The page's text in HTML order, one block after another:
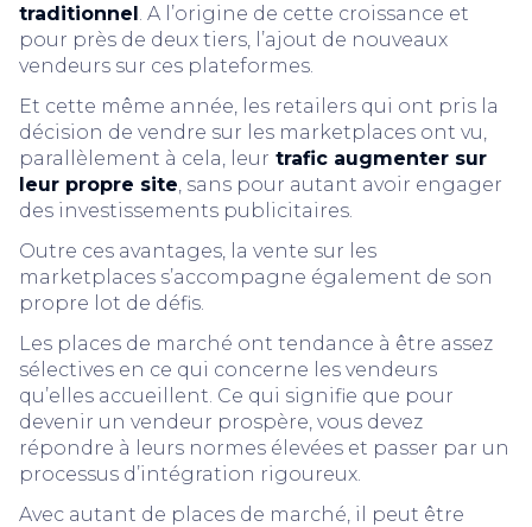
traditionnel. A l’origine de cette croissance et
pour près de deux tiers, l’ajout de nouveaux
vendeurs sur ces plateformes.
Et cette même année, les retailers qui ont pris la
décision de vendre sur les marketplaces ont vu,
parallèlement à cela, leur trafic augmenter sur
leur propre site, sans pour autant avoir engager
des investissements publicitaires.
Outre ces avantages, la vente sur les
marketplaces s’accompagne également de son
propre lot de défis.
Les places de marché ont tendance à être assez
sélectives en ce qui concerne les vendeurs
qu’elles accueillent. Ce qui signifie que pour
devenir un vendeur prospère, vous devez
répondre à leurs normes élevées et passer par un
processus d’intégration rigoureux.
Avec autant de places de marché, il peut être